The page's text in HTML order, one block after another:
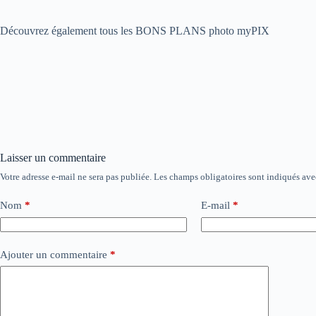
Découvrez également tous les BONS PLANS photo myPIX
Laisser un commentaire
Votre adresse e-mail ne sera pas publiée. Les champs obligatoires sont indiqués
Nom * E-mail *
Ajouter un commentaire *